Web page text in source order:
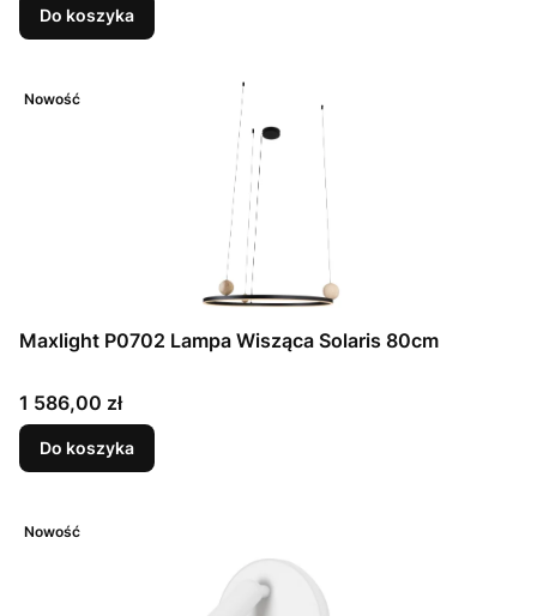
Do koszyka
Nowość
Maxlight P0702 Lampa Wisząca Solaris 80cm
Cena
1 586,00 zł
Do koszyka
Nowość